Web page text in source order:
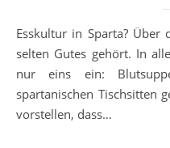
Esskultur in Sparta? Über das Essen in Sparta hat man ja
selten Gutes gehört. In
nur eins ein:
spartanischen Tischsitten
vorstellen, dass…